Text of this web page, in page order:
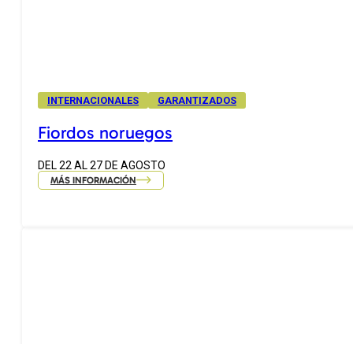
INTERNACIONALES GARANTIZADOS
Fiordos noruegos
DEL 22 AL 27 DE AGOSTO
MÁS INFORMACIÓN